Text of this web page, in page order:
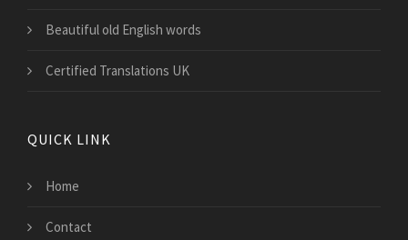
Beautiful old English words
Certified Translations UK
QUICK LINK
Home
Contact